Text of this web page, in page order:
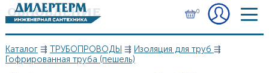
Перейти к основному содержанию
0
Вы здесь
Каталог⇶ ТРУБОПРОВОДЫ ⇶ Изоляция для труб ⇶
Гофрированная труба (пешель)